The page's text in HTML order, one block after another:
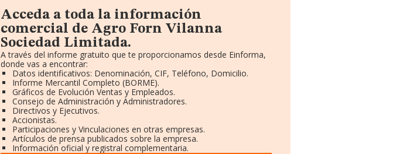
Acceda a toda la información
comercial de Agro Forn Vilanna
Sociedad Limitada.
A través del informe gratuito que te proporcionamos desde Einforma,
donde vas a encontrar:
Datos identificativos: Denominación, CIF, Teléfono, Domicilio.
Informe Mercantil Completo (BORME).
Gráficos de Evolución Ventas y Empleados.
Consejo de Administración y Administradores.
Directivos y Ejecutivos.
Accionistas.
Participaciones y Vinculaciones en otras empresas.
Artículos de prensa publicados sobre la empresa.
Información oficial y registral complementaria.